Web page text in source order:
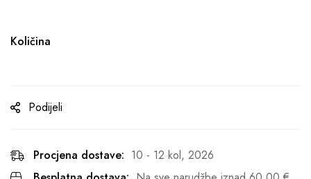
Količina
Podijeli
Procjena dostave: 10 - 12 kol, 2026